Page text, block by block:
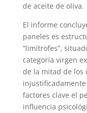
de aceite de oliva.
El informe
paneles es
“limítrofes”,
categoría virgen
de la mitad de los
factores clave el
influencia